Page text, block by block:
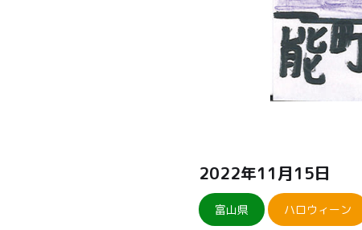
2022年11月15日
富山県 ハロウィーン